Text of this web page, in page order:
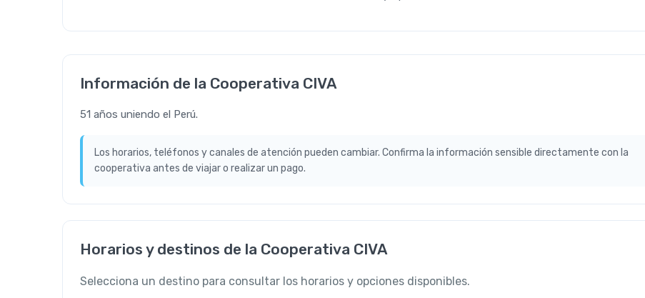
Información de la Cooperativa CIVA
51 años uniendo el Perú.
Los horarios, teléfonos y canales de atención pueden cambiar. Confirma la información sensible directamente con la
cooperativa antes de viajar o realizar un pago.
Horarios y destinos de la Cooperativa CIVA
Selecciona un destino para consultar los horarios y opciones disponibles.